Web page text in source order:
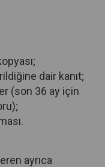
dair kanıt;
(son 36 ay için
ayrıca